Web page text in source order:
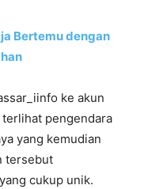
Bertemu dengan
ke akun
pengendara
yang kemudian
tersebut
cukup unik.